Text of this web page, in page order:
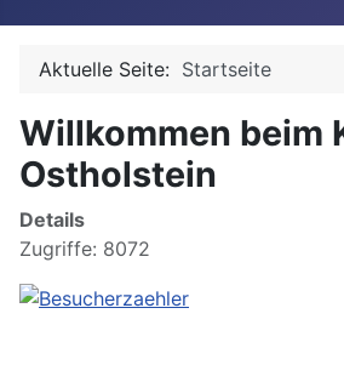
Aktuelle Seite: Startseite
Willkommen beim
Ostholstein
Details
Zugriffe: 8072